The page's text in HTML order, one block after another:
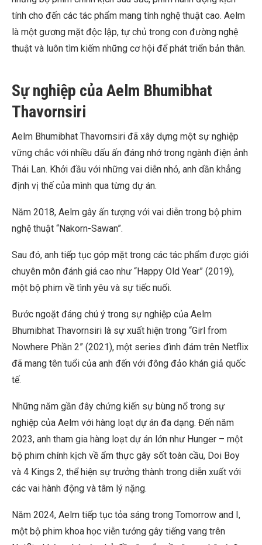
tính cho đến các tác phẩm mang tính nghệ thuật cao. Aelm
là một gương mặt độc lập, tự chủ trong con đường nghệ
thuật và luôn tìm kiếm những cơ hội để phát triển bản thân.
Sự nghiệp của Aelm Bhumibhat
Thavornsiri
Aelm Bhumibhat Thavornsiri đã xây dựng một sự nghiệp
vững chắc với nhiều dấu ấn đáng nhớ trong ngành điện ảnh
Thái Lan. Khởi đầu với những vai diễn nhỏ, anh dần khẳng
định vị thế của mình qua từng dự án.
Năm 2018, Aelm gây ấn tượng với vai diễn trong bộ phim
nghệ thuật “Nakorn-Sawan”.
Sau đó, anh tiếp tục góp mặt trong các tác phẩm được giới
chuyên môn đánh giá cao như “Happy Old Year” (2019),
một bộ phim về tình yêu và sự tiếc nuối.
Bước ngoặt đáng chú ý trong sự nghiệp của Aelm
Bhumibhat Thavornsiri là sự xuất hiện trong “Girl from
Nowhere Phần 2” (2021), một series đình đám trên Netflix
đã mang tên tuổi của anh đến với đông đảo khán giả quốc
tế.
Những năm gần đây chứng kiến sự bùng nổ trong sự
nghiệp của Aelm với hàng loạt dự án đa dạng. Đến năm
2023, anh tham gia hàng loạt dự án lớn như Hunger – một
bộ phim chính kịch về ẩm thực gây sốt toàn cầu, Doi Boy
và 4 Kings 2, thể hiện sự trưởng thành trong diễn xuất với
các vai hành động và tâm lý nặng.
Năm 2024, Aelm tiếp tục tỏa sáng trong Tomorrow and I,
một bộ phim khoa học viễn tưởng gây tiếng vang trên